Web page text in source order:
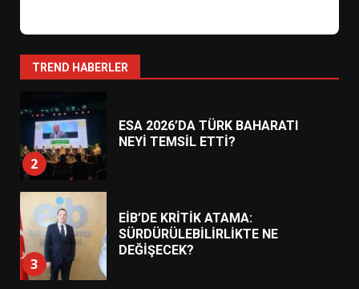
TREND HABERLER
2
ESA 2026’DA TÜRK BAHARATI
NEYİ TEMSİL ETTİ?
3